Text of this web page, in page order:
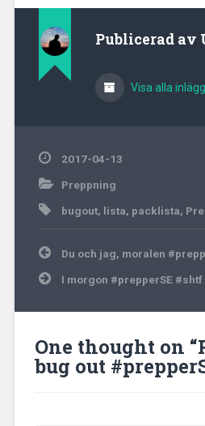
mindre incident. Nu…Publicerad av
Visa alla
2017-04-13
Preppning
bugout, lista, packlista,
Inläggsnavigering
Du och jag, moralen
I morgon #prepperSE #shtf
One thought on “
bug out